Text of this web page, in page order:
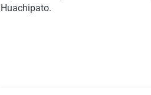
Huachipato.